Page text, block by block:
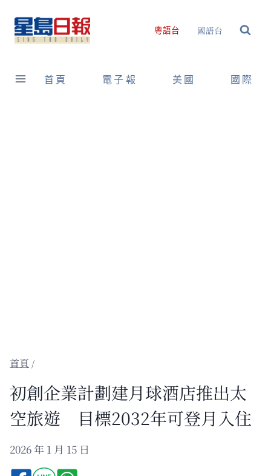
content
粵語台 國語台
首頁 電子報 美國 國際
/
初創企業計劃建月球酒店推出太
空旅遊 目標2032年可登月入住
2026 年 1 月 15 日